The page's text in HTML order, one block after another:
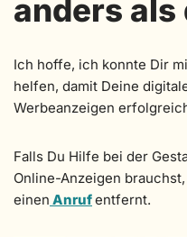
anders als
Ich hoffe, ich konnte Dir
helfen, damit Deine
Werbeanzeigen
Falls Du Hilfe bei der
Online-Anzeigen
einen Anrufentfernt.